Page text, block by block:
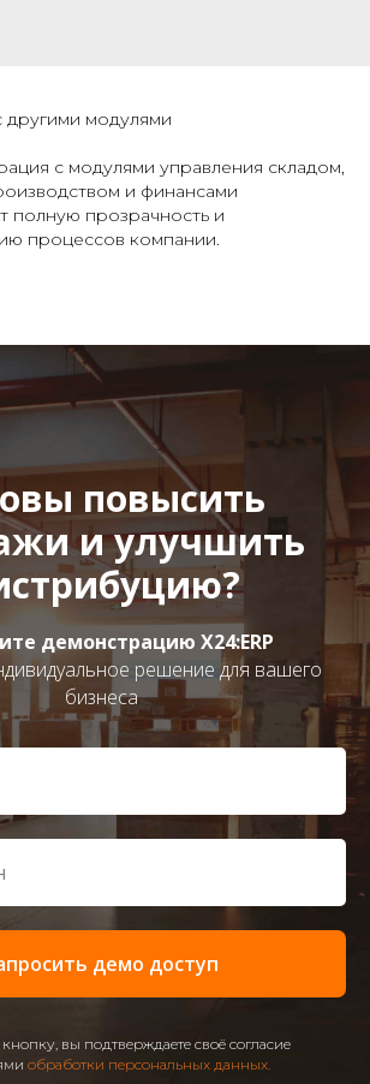
другими модулями
с модулями управления складом,
и финансами
полную прозрачность и
процессов компании.
повысить
и улучшить
демонстрацию X24:ERP
решение для вашего
бизнеса
демо доступ
вы подтверждаете своё согласие
обработки персональных данных.